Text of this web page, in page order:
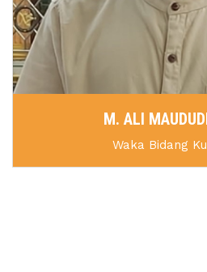
M. ALI
Waka Bidang